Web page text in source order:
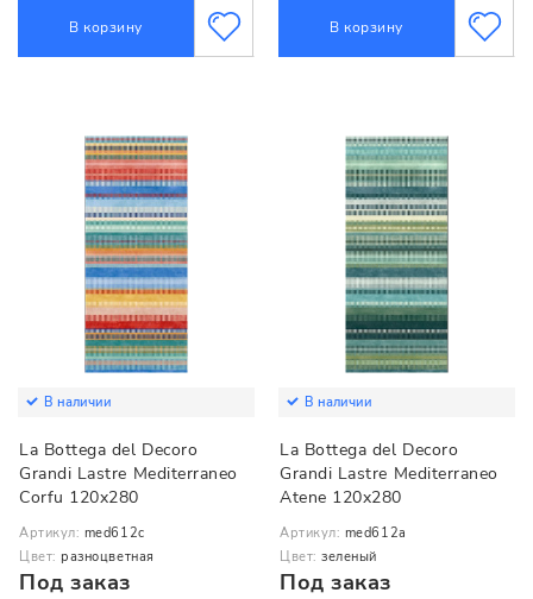
В корзину В корзину
В наличии
La Bottega del Decoro
Grandi Lastre Mediterraneo
Corfu 120x280
Артикул: med612c
Цвет: разноцветная
Под заказ
В наличии
La Bottega del Decoro
Grandi Lastre Mediterraneo
Atene 120x280
Артикул: med612a
Цвет: зеленый
Под заказ